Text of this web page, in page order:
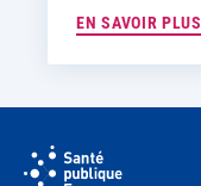
EN SAVOIR PLUS